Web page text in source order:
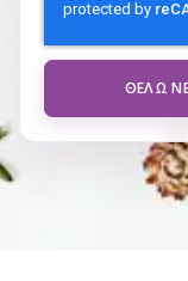
ΘΈΛΩ